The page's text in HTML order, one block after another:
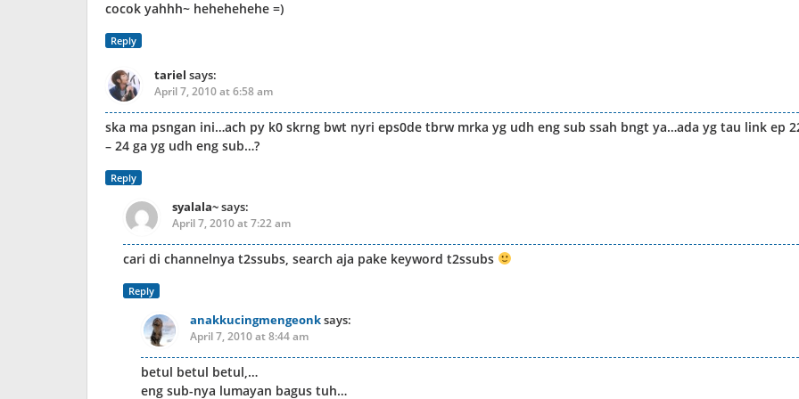
cocok yahhh~ hehehehehe =)
Reply
tariel says:
April 7, 2010 at 6:58 am
ska ma psngan ini…ach py k0 skrng bwt nyri eps0de tbrw mrka yg udh eng sub ssah bngt ya…ada yg tau link ep
– 24 ga yg udh eng sub…?
Reply
syalala~says:
April 7, 2010 at 7:22 am
cari di channelnya t2ssubs, search aja pake keyword t2ssubs
Reply
anakkucingmengeonksays:
April 7, 2010 at 8:44 am
betul betul betul,…
eng sub-nya lumayan bagus tuh…